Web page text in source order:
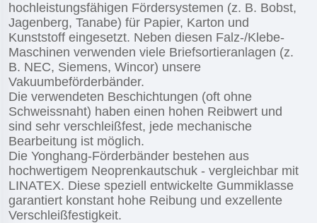
hochleistungsfähigen Fördersystemen (z. B. Bobst,
Jagenberg, Tanabe) für Papier, Karton und
Kunststoff eingesetzt. Neben diesen Falz-/Klebe-
Maschinen verwenden viele Briefsortieranlagen (z.
B. NEC, Siemens, Wincor) unsere
Vakuumbeförderbänder.
Die verwendeten Beschichtungen (oft ohne
Schweissnaht) haben einen hohen Reibwert und
sind sehr verschleißfest, jede mechanische
Bearbeitung ist möglich.
Die Yonghang-Förderbänder bestehen aus
hochwertigem Neoprenkautschuk - vergleichbar mit
LINATEX. Diese speziell entwickelte Gummiklasse
garantiert konstant hohe Reibung und exzellente
Verschleißfestigkeit.